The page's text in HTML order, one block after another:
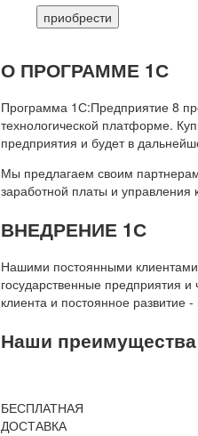
приобрести
О ПРОГРАММЕ 1С
Программа 1С:Предприятие 8
технологической платформе.
предприятия и будет в
Мы предлагаем своим
заработной платы и
ВНЕДРЕНИЕ 1С
Нашими постоянными
государственные предприятия
клиента и постоянное
Наши преимущества
БЕСПЛАТНАЯ
ДОСТАВКА